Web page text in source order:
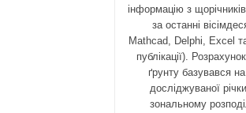
інформацію з
за останні
Mathcad, Delphi, Excel
публікації).
ґрунту базувався
досліджуваної
зональному